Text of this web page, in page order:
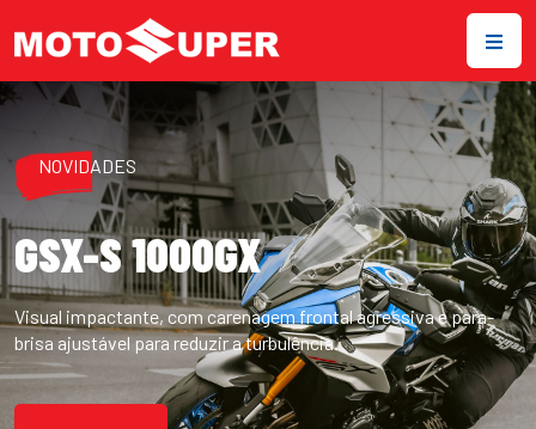
NOVIDADES
GSX-S 1000GX
Visual impactante, com carenagem frontal agressiva e para-
brisa ajustável para reduzir a turbulência.